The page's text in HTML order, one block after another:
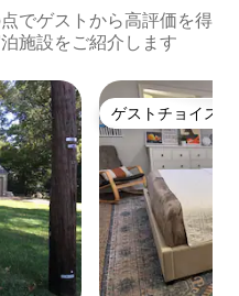
でゲストから高評価を得
施設をご紹介します
ゲストチョイス
ゲストチョイス